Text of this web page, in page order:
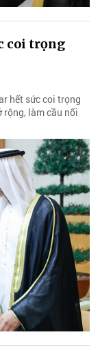
coi trọng
hết sức coi trọng
rộng, làm cầu nối